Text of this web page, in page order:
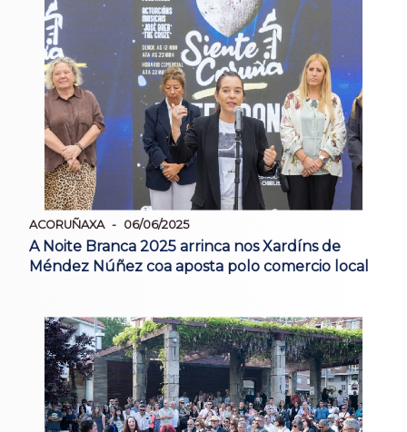
ACORUÑAXA 06/06/2025
A Noite Branca 2025 arrinca nos Xardíns de
Méndez Núñez coa aposta polo comercio local